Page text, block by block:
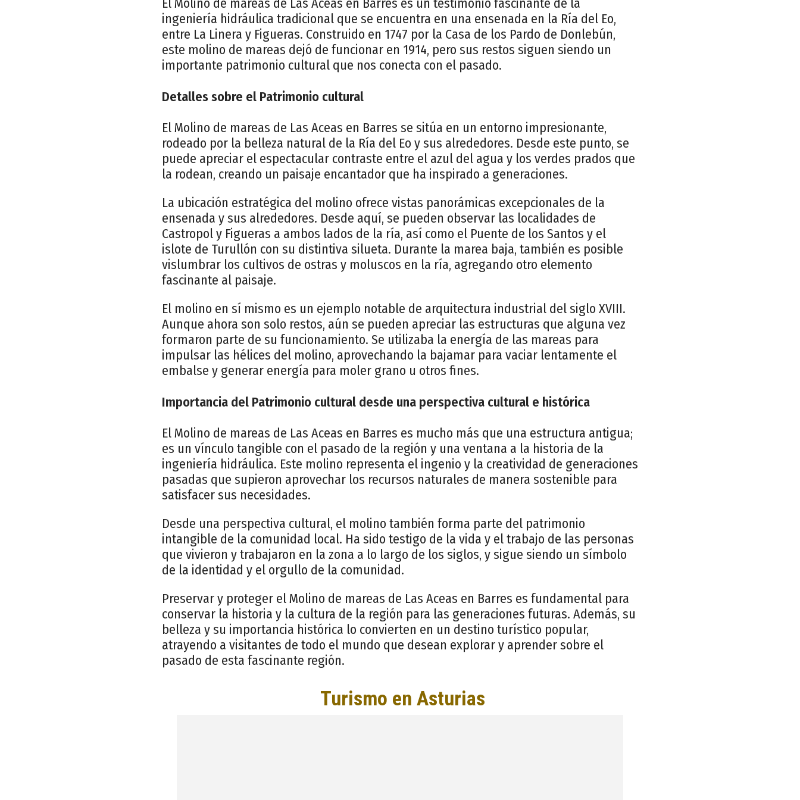
ingeniería hidráulica tradicional que se encuentra en una ensenada en la Ría del Eo,
entre La Linera y Figueras. Construido en 1747 por la Casa de los Pardo de Donlebún,
este molino de mareas dejó de funcionar en 1914, pero sus restos siguen siendo un
importante patrimonio cultural que nos conecta con el pasado.
Detalles sobre el Patrimonio cultural
El Molino de mareas de Las Aceas en Barres se sitúa en un entorno impresionante,
rodeado por la belleza natural de la Ría del Eo y sus alrededores. Desde este punto, se
puede apreciar el espectacular contraste entre el azul del agua y los verdes prados que
la rodean, creando un paisaje encantador que ha inspirado a generaciones.
La ubicación estratégica del molino ofrece vistas panorámicas excepcionales de la
ensenada y sus alrededores. Desde aquí, se pueden observar las localidades de
Castropol y Figueras a ambos lados de la ría, así como el Puente de los Santos y el
islote de Turullón con su distintiva silueta. Durante la marea baja, también es posible
vislumbrar los cultivos de ostras y moluscos en la ría, agregando otro elemento
fascinante al paisaje.
El molino en sí mismo es un ejemplo notable de arquitectura industrial del siglo XVIII.
Aunque ahora son solo restos, aún se pueden apreciar las estructuras que alguna vez
formaron parte de su funcionamiento. Se utilizaba la energía de las mareas para
impulsar las hélices del molino, aprovechando la bajamar para vaciar lentamente el
embalse y generar energía para moler grano u otros fines.
Importancia del Patrimonio cultural desde una perspectiva cultural e histórica
El Molino de mareas de Las Aceas en Barres es mucho más que una estructura antigua;
es un vínculo tangible con el pasado de la región y una ventana a la historia de la
ingeniería hidráulica. Este molino representa el ingenio y la creatividad de generaciones
pasadas que supieron aprovechar los recursos naturales de manera sostenible para
satisfacer sus necesidades.
Desde una perspectiva cultural, el molino también forma parte del patrimonio
intangible de la comunidad local. Ha sido testigo de la vida y el trabajo de las personas
que vivieron y trabajaron en la zona a lo largo de los siglos, y sigue siendo un símbolo
de la identidad y el orgullo de la comunidad.
Preservar y proteger el Molino de mareas de Las Aceas en Barres es fundamental para
conservar la historia y la cultura de la región para las generaciones futuras. Además, su
belleza y su importancia histórica lo convierten en un destino turístico popular,
atrayendo a visitantes de todo el mundo que desean explorar y aprender sobre el
pasado de esta fascinante región.